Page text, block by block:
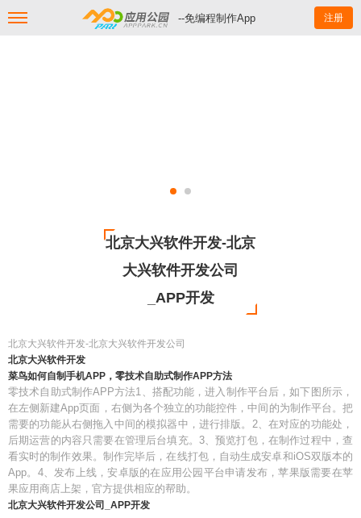
--免编程制作App 注册
北京大兴软件开发-北京
大兴软件开发公司
_APP开发
北京大兴软件开发-北京大兴软件开发公司
北京大兴软件开发
菜鸟如何自制手机APP，零技术自助式制作APP方法
零技术自助式制作APP方法1、搭配功能，进入制作平台后，如下图所示，
在左侧新建App页面，右侧为各个独立的功能控件，中间的为制作平台。把
需要的功能从右侧拖入中间的模拟器中，进行排版。2、在对应的功能处，
后期运营的内容只需要在管理后台填充。3、预览打包，在制作过程中，查
看实时的制作效果。制作完毕后，在线打包，自动生成安卓和iOS双版本的
App。4、发布上线，安卓版的在应用公园平台申请发布，苹果版需要在苹
果应用商店上架，官方提供相应的帮助。
北京大兴软件开发公司_APP开发